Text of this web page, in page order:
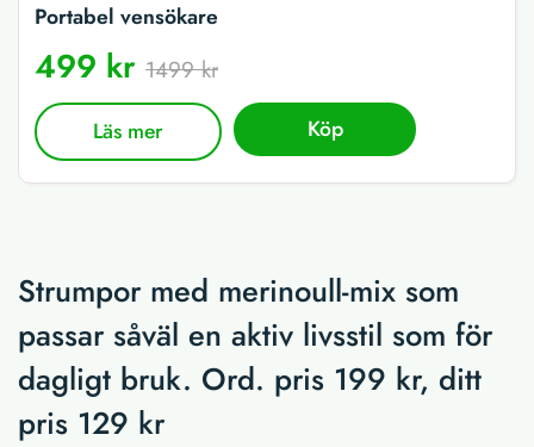
Portabel vensökare
499 kr 1499 kr
Läs mer Köp
Strumpor med merinoull-mix som
passar såväl en aktiv livsstil som för
dagligt bruk. Ord. pris 199 kr, ditt
pris 129 kr